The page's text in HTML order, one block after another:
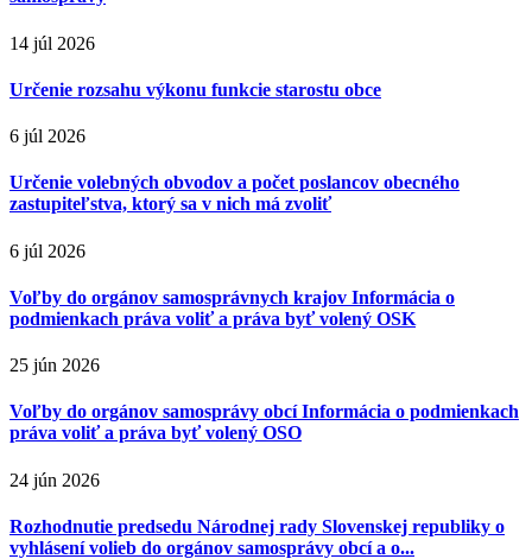
14 júl 2026
Určenie rozsahu výkonu funkcie starostu obce
6 júl 2026
Určenie volebných obvodov a počet poslancov obecného
zastupiteľstva, ktorý sa v nich má zvoliť
6 júl 2026
Voľby do orgánov samosprávnych krajov Informácia o
podmienkach práva voliť a práva byť volený OSK
25 jún 2026
Voľby do orgánov samosprávy obcí Informácia o podmienkach
práva voliť a práva byť volený OSO
24 jún 2026
Rozhodnutie predsedu Národnej rady Slovenskej republiky o
vyhlásení volieb do orgánov samosprávy obcí a o...